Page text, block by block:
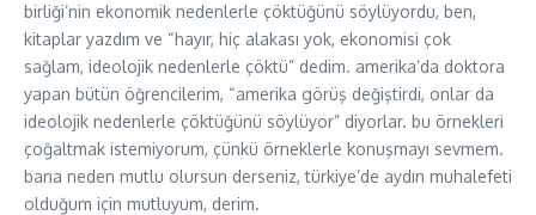
birliği’nin ekonomik nedenlerle çöktüğünü söylüyordu, ben,
kitaplar yazdım ve “hayır, hiç alakası yok, ekonomisi çok
sağlam, ideolojik nedenlerle çöktü” dedim. amerika’da doktora
yapan bütün öğrencilerim, “amerika görüş değiştirdi, onlar da
ideolojik nedenlerle çöktüğünü söylüyor” diyorlar. bu örnekleri
çoğaltmak istemiyorum, çünkü örneklerle konuşmayı sevmem.
bana neden mutlu olursun derseniz, türkiye’de aydın muhalefeti
olduğum için mutluyum, derim.